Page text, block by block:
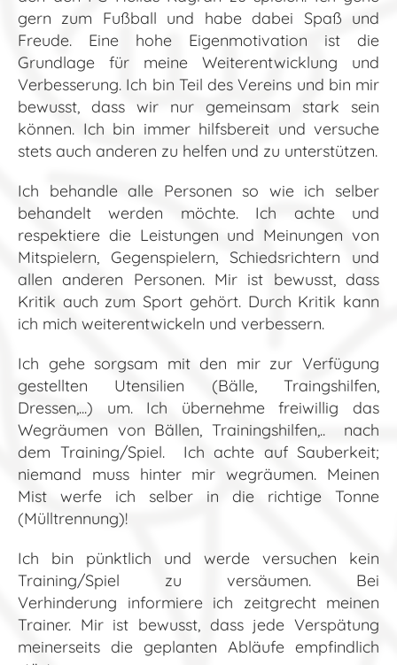
gern zum Fußball und habe dabei Spaß und
Freude. Eine hohe Eigenmotivation ist die
Grundlage für meine Weiterentwicklung und
Verbesserung. Ich bin Teil des Vereins und bin mir
bewusst, dass wir nur gemeinsam stark sein
können. Ich bin immer hilfsbereit und versuche
stets auch anderen zu helfen und zu unterstützen.
Ich behandle alle Personen so wie ich selber
behandelt werden möchte. Ich achte und
respektiere die Leistungen und Meinungen von
Mitspielern, Gegenspielern, Schiedsrichtern und
allen anderen Personen. Mir ist bewusst, dass
Kritik auch zum Sport gehört. Durch Kritik kann
ich mich weiterentwickeln und verbessern.
Ich gehe sorgsam mit den mir zur Verfügung
gestellten Utensilien (Bälle, Traingshilfen,
Dressen,...) um. Ich übernehme freiwillig das
Wegräumen von Bällen, Trainingshilfen,.. nach
dem Training/Spiel. Ich achte auf Sauberkeit;
niemand muss hinter mir wegräumen. Meinen
Mist werfe ich selber in die richtige Tonne
(Mülltrennung)!
Ich bin pünktlich und werde versuchen kein
Training/Spiel zu versäumen. Bei
Verhinderung informiere ich zeitgrecht meinen
Trainer. Mir ist bewusst, dass jede Verspätung
meinerseits die geplanten Abläufe empfindlich